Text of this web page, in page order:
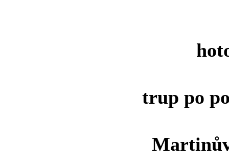
trup po